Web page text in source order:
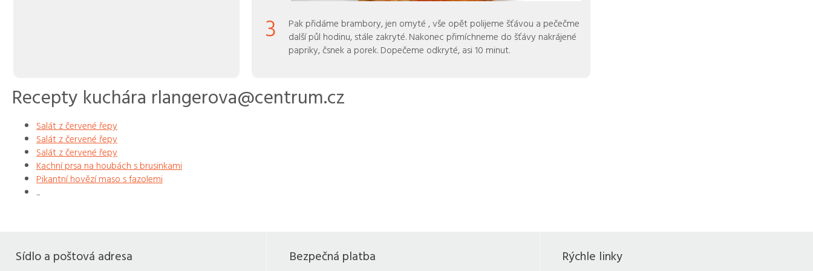
3
Pak přidáme brambory, jen omyté , vše opět polijeme šťávou a pečečme
další půl hodinu, stále zakryté. Nakonec přimíchneme do šťávy nakrájené
papriky, čsnek a porek. Dopečeme odkryté, asi 10 minut.
Recepty kuchára rlangerova@centrum.cz
Salát z červené řepy
Salát z červené řepy
Salát z červené řepy
Kachní prsa na houbách s brusinkami
Pikantní hovězí maso s fazolemi
...
Sídlo a poštová adresa Bezpečná platba Rýchle linky